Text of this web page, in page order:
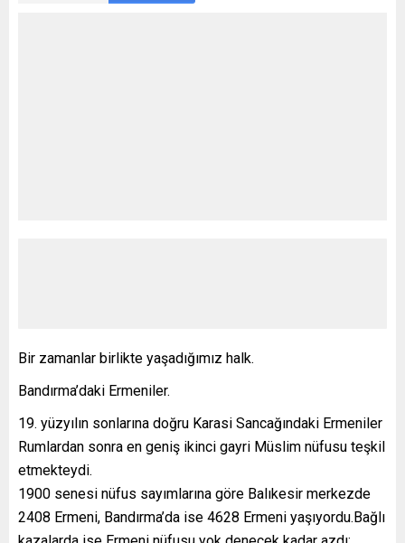
Bir zamanlar birlikte yaşadığımız halk.
Bandırma’daki Ermeniler.
yüzyılın sonlarına doğru Karasi Sancağındaki Ermeniler
Rumlardan sonra en geniş ikinci gayri Müslim nüfusu teşkil
etmekteydi.
1900 senesi nüfus sayımlarına göre Balıkesir merkezde
2408 Ermeni, Bandırma’da ise 4628 Ermeni yaşıyordu.Bağlı